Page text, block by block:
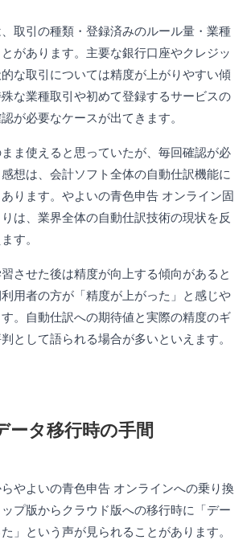
取引の種類・登録済みのルール量・業種
があります。主要な銀行口座やクレジッ
な取引については精度が上がりやすい傾
な業種取引や初めて登録するサービスの
が必要なケースが出てきます。
まま使えると思っていたが、毎回確認が必
想は、会計ソフト全体の自動仕訳機能に
ります。やよいの青色申告 オンライン固
は、業界全体の自動仕訳技術の現状を反
す。
させた後は精度が向上する傾向があると
用者の方が「精度が上がった」と感じや
。自動仕訳への期待値と実際の精度のギ
として語られる場合が多いといえます。
タ移行時の手間
やよいの青色申告 オンラインへの乗り換
プ版からクラウド版への移行時に「デー
」という声が見られることがあります。